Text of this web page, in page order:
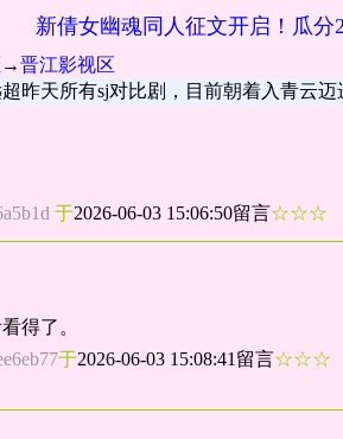
新倩女幽魂同人征文开启！瓜分
→晋江影视区
昨天所有sj对比剧，目前朝着入青云
于2026-06-03 15:06:50留言
得了。
于2026-06-03 15:08:41留言